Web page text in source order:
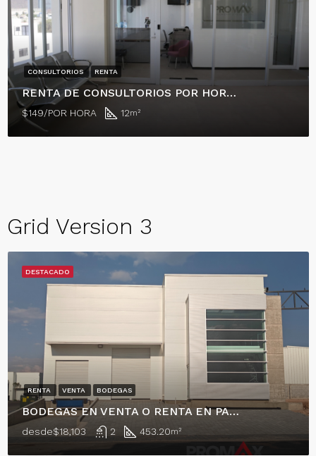
CONSULTORIOS RENTA
RENTA DE CONSULTORIOS POR HORA, RESIDENCIAL EL REFUGIO
$149/POR HORA 12m²
Grid Version 3
RENTA VENTA BODEGAS
BODEGAS EN VENTA O RENTA EN PARQUE INDUSTRIAL EN EL MARQUÉS!
desde$18,103 2 453.20m²
DESTACADO